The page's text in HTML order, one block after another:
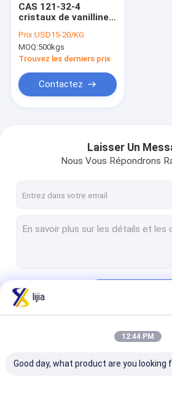
CAS 121-32-4
cristaux de vanilline
saveur naturelle
cachers
Prix:USD15-20/KG
MOQ:500kgs
Trouvez les derniers prix
Contactez
Laisser Un
Nous Vous Répondrons
lijia
12:44 PM
Good day, what product are you looking